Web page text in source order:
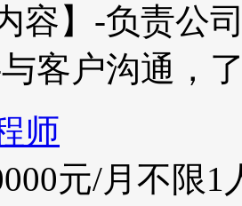
容】-负责公
客户沟通，
师
元/月 不限1